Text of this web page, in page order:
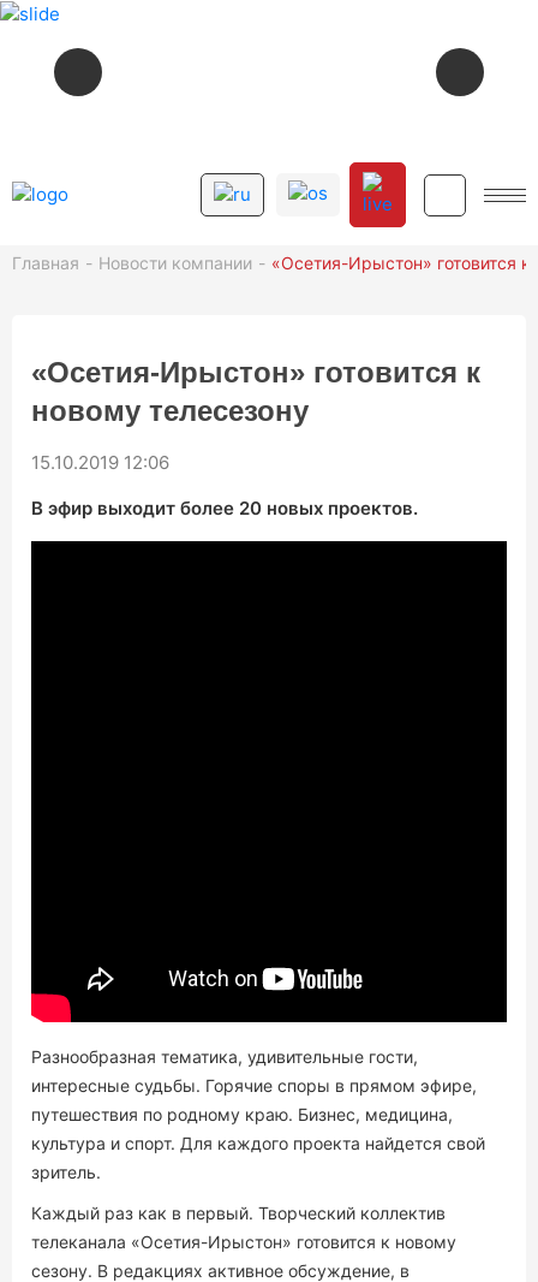
ЙÆ РÆСТÆГЫЛ (ПОВТОР) 12+
06:05 ДОБРОЕ УТРО, ОСЕТИЯ! 12+
01:50 НОВОСТИ (ПОВТОР)
Главная Новости компании «Осетия-Ирыстон» готовится к
«Осетия-Ирыстон» готовится к
новому телесезону
15.10.2019 12:06
В эфир выходит более 20 новых проектов.
Разнообразная тематика, удивительные гости,
интересные судьбы. Горячие споры в прямом эфире,
путешествия по родному краю. Бизнес, медицина,
культура и спорт. Для каждого проекта найдется свой
зритель.
Каждый раз как в первый. Творческий коллектив
телеканала «Осетия-Ирыстон» готовится к новому
сезону. В редакциях активное обсуждение, в